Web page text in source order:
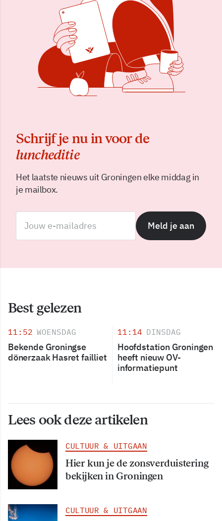
Schrijf je nu in voor de
luncheditie
Het laatste nieuws uit Groningen elke middag in
je mailbox.
Meld je aan
Best gelezen
11:52 WOENSDAG
Bekende Groningse
dönerzaak Hasret failliet
11:14 DINSDAG
Hoofdstation Groningen
heeft nieuw OV-
informatiepunt
Lees ook deze artikelen
CULTUUR & UITGAAN
Hier kun je de zonsverduistering
bekijken in Groningen
CULTUUR & UITGAAN